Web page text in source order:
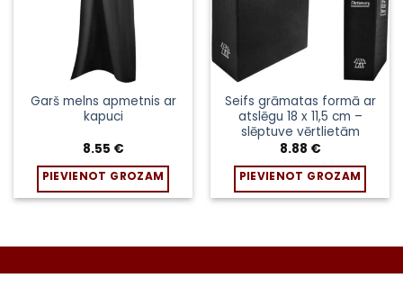
Garš melns apmetnis ar
kapuci
8.55 €
PIEVIENOT GROZAM
Seifs grāmatas formā ar
atslēgu 18 x 11,5 cm –
slēptuve vērtlietām
8.88 €
PIEVIENOT GROZAM